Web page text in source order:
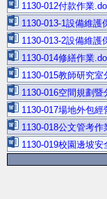
1130-012付款作業
1130-013-1設備維
1130-013-2設備維
1130-014修繕作業
1130-015教師研究
1130-016空間規劃
1130-017場地外包
1130-018公文管考作
1130-019校園邊坡